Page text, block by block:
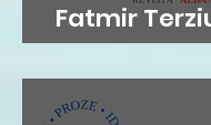
Fatmir
britanike